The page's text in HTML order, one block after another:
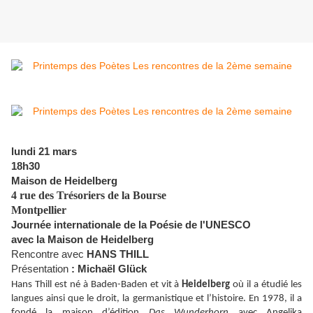
lundi 21 mars
18h30
Maison de Heidelberg
4 rue des Trésoriers de la Bourse
Montpellier
Journée internationale de la Poésie de l'UNESCO
avec la Maison de Heidelberg
Rencontre avec HANS THILL
Présentation : Michaël Glück
Hans Thill est né à Baden-Baden et vit à Heidelbergoù il a étudié les
langues ainsi que le droit, la germanistique et l’histoire. En 1978, il a